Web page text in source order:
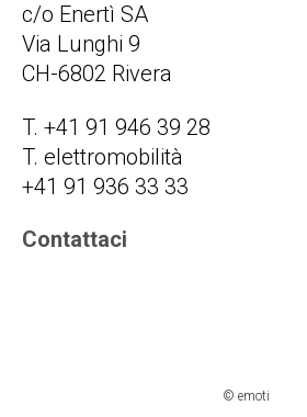
c/o Enertì SA
Via Lunghi 9
CH-6802 Rivera
T. +41 91 946 39 28
T. elettromobilità
+41 91 936 33 33
Contattaci
© emoti